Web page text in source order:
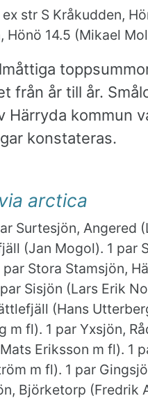
ex str S Kråkudden,
Hönö 14.5 (Mikael
från år till år.
Härryda kommun
konstateras.
arctica
Surtesjön, Angered
(Jan Mogol). 1 par
par Stora Stamsjön,
Sisjön (Lars Erik
(Hans
m fl). 1 par Yxsjön,
Eriksson m fl). 1
m fl). 1 par
Björketorp (Fredrik